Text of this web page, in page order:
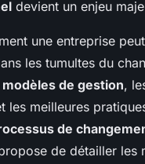
devient un enjeu
une entreprise
les tumultes du
modèles de gestion,
les meilleures
de
de détailler les